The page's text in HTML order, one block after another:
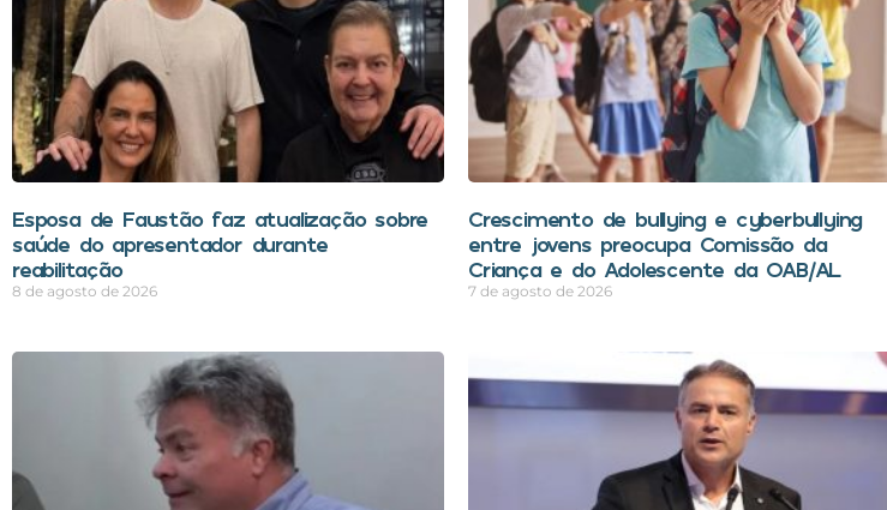
Esposa de Faustão faz atualização sobre
saúde do apresentador durante
reabilitação
8 de agosto de 2026
Crescimento de bullying e cyberbullying
entre jovens preocupa Comissão da
Criança e do Adolescente da OAB/AL
7 de agosto de 2026